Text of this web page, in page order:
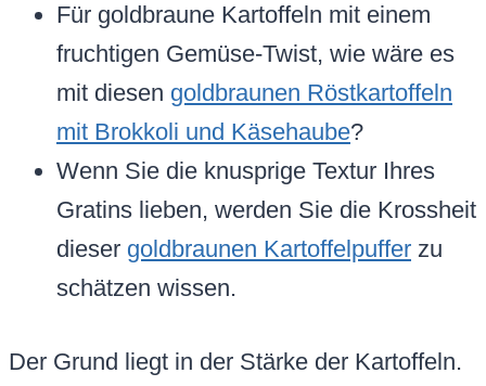
Für goldbraune Kartoffeln mit einem
fruchtigen Gemüse-Twist, wie wäre es
mit diesen goldbraunen Röstkartoffeln
mit Brokkoli und Käsehaube?
Wenn Sie die knusprige Textur Ihres
Gratins lieben, werden Sie die Krossheit
dieser goldbraunen Kartoffelpuffer zu
schätzen wissen.
Der Grund liegt in der Stärke der Kartoffeln.